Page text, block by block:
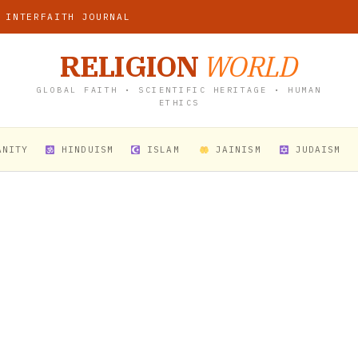
JOURNAL
RELIGION WORLD
GLOBAL FAITH • SCIENTIFIC HERITAGE • HUMAN
ETHICS
HINDUISM ISLAM JAINISM JUDAISM